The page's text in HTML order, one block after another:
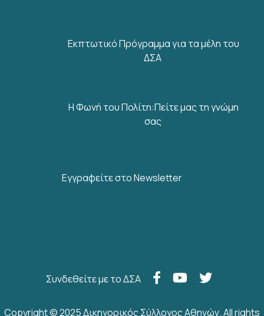
Εκπτωτικό Πρόγραμμα για τα μέλη του
ΔΣΑ
Η Φωνή του Πολίτη:Πείτε μας τη γνώμη
σας
Εγγραφείτε στο Newsletter
Συνδεθείτε με το ΔΣΑ
Copyright © 2025 Δικηγορικός Σύλλογος Αθηνών. All rights